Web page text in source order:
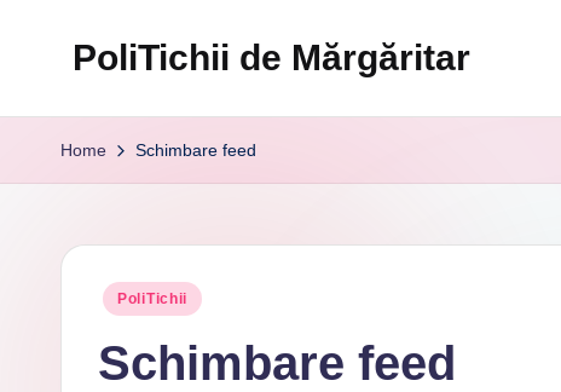
PoliTichii de Mărgăritar
Home Schimbare feed
Posted
PoliTichii
Schimbare feed